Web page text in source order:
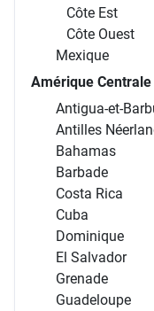
Côte Est
Côte Ouest
Mexique
Amérique
Antigua-et-
Antilles
Bahamas
Barbade
Costa Rica
Cuba
Dominique
El Salvador
Grenade
Guadeloupe